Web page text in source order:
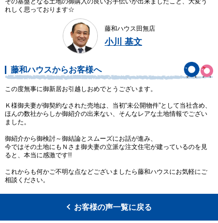
れしく思っております☆
藤和ハウス田無店
小川 基文
藤和ハウスからお客様へ
この度無事に御新居お引越しおめでとうございます。
Ｋ様御夫妻が御契約なされた売地は、当初“未公開物件”として当社含め、
ほんの数社からしか御紹介の出来ない、そんなレアな土地情報でござい
ました。
御紹介から御検討～御結論とスムーズにお話が進み、
今ではその土地にもＮさま御夫妻の立派な注文住宅が建っているのを見
ると、本当に感激です!!
これからも何かご不明な点などございましたら藤和ハウスにお気軽にご
相談ください。
お客様の声一覧に戻る